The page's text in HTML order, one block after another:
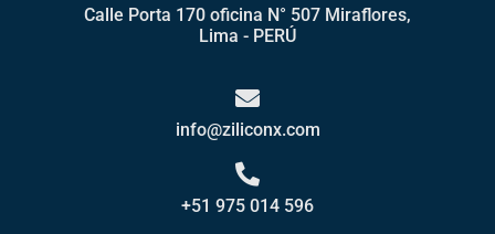
Calle Porta 170 oficina N° 507 Miraflores,
Lima - PERÚ
info@ziliconx.com
+51 975 014 596